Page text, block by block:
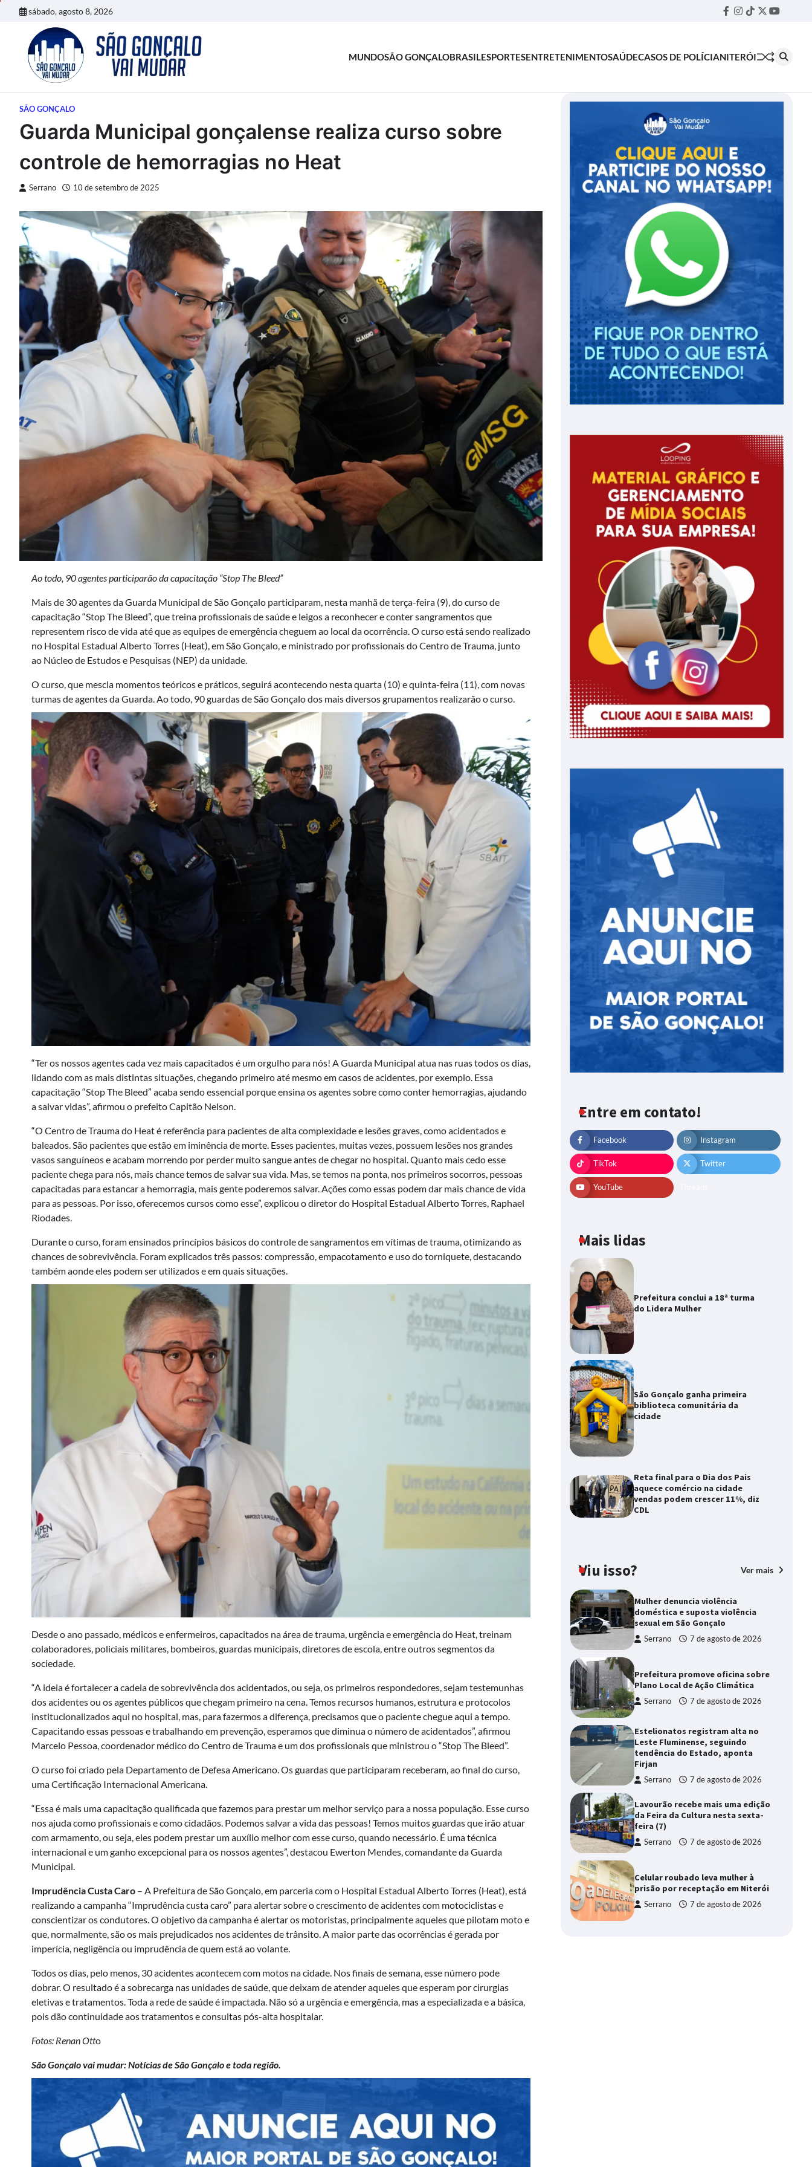
sábado, agosto 8, 2026 Facebook
Instagram
TikTok
TwitterYouTube
MUNDOSÃO GONÇALOBRASILESPORTESENTRETENIMENTOSAÚDECASOS DE POLÍCIANITERÓI
SÃO GONÇALO
Guarda Municipal gonçalense realiza curso sobre
controle de hemorragias no Heat
Serrano 10 de setembro de 2025
Ao todo, 90 agentes participarão da capacitação “Stop The Bleed”
Mais de 30 agentes da Guarda Municipal de São Gonçalo participaram, nesta manhã de terça-feira (9), do curso de
capacitação “Stop The Bleed”, que treina profissionais de saúde e leigos a reconhecer e conter sangramentos que
representem risco de vida até que as equipes de emergência cheguem ao local da ocorrência. O curso está sendo realizado
no Hospital Estadual Alberto Torres (Heat), em São Gonçalo, e ministrado por profissionais do Centro de Trauma, junto
ao Núcleo de Estudos e Pesquisas (NEP) da unidade.
O curso, que mescla momentos teóricos e práticos, seguirá acontecendo nesta quarta (10) e quinta-feira (11), com novas
turmas de agentes da Guarda. Ao todo, 90 guardas de São Gonçalo dos mais diversos grupamentos realizarão o curso.
“Ter os nossos agentes cada vez mais capacitados é um orgulho para nós! A Guarda Municipal atua nas ruas todos os dias,
lidando com as mais distintas situações, chegando primeiro até mesmo em casos de acidentes, por exemplo. Essa
capacitação “Stop The Bleed” acaba sendo essencial porque ensina os agentes sobre como conter hemorragias, ajudando
a salvar vidas”, afirmou o prefeito Capitão Nelson.
“O Centro de Trauma do Heat é referência para pacientes de alta complexidade e lesões graves, como acidentados e
baleados. São pacientes que estão em iminência de morte. Esses pacientes, muitas vezes, possuem lesões nos grandes
vasos sanguíneos e acabam morrendo por perder muito sangue antes de chegar no hospital. Quanto mais cedo esse
paciente chega para nós, mais chance temos de salvar sua vida. Mas, se temos na ponta, nos primeiros socorros, pessoas
capacitadas para estancar a hemorragia, mais gente poderemos salvar. Ações como essas podem dar mais chance de vida
para as pessoas. Por isso, oferecemos cursos como esse”, explicou o diretor do Hospital Estadual Alberto Torres, Raphael
Riodades.
Durante o curso, foram ensinados princípios básicos do controle de sangramentos em vítimas de trauma, otimizando as
chances de sobrevivência. Foram explicados três passos: compressão, empacotamento e uso do torniquete, destacando
também aonde eles podem ser utilizados e em quais situações.
Desde o ano passado, médicos e enfermeiros, capacitados na área de trauma, urgência e emergência do Heat, treinam
colaboradores, policiais militares, bombeiros, guardas municipais, diretores de escola, entre outros segmentos da
sociedade.
“A ideia é fortalecer a cadeia de sobrevivência dos acidentados, ou seja, os primeiros respondedores, sejam testemunhas
dos acidentes ou os agentes públicos que chegam primeiro na cena. Temos recursos humanos, estrutura e protocolos
institucionalizados aqui no hospital, mas, para fazermos a diferença, precisamos que o paciente chegue aqui a tempo.
Capacitando essas pessoas e trabalhando em prevenção, esperamos que diminua o número de acidentados”, afirmou
Marcelo Pessoa, coordenador médico do Centro de Trauma e um dos profissionais que ministrou o “Stop The Bleed”.
O curso foi criado pela Departamento de Defesa Americano. Os guardas que participaram receberam, ao final do curso,
uma Certificação Internacional Americana.
“Essa é mais uma capacitação qualificada que fazemos para prestar um melhor serviço para a nossa população. Esse curso
nos ajuda como profissionais e como cidadãos. Podemos salvar a vida das pessoas! Temos muitos guardas que irão atuar
com armamento, ou seja, eles podem prestar um auxílio melhor com esse curso, quando necessário. É uma técnica
internacional e um ganho excepcional para os nossos agentes”, destacou Ewerton Mendes, comandante da Guarda
Municipal.
Imprudência Custa Caro – A Prefeitura de São Gonçalo, em parceria com o Hospital Estadual Alberto Torres (Heat), está
realizando a campanha “Imprudência custa caro” para alertar sobre o crescimento de acidentes com motociclistas e
conscientizar os condutores. O objetivo da campanha é alertar os motoristas, principalmente aqueles que pilotam moto e
que, normalmente, são os mais prejudicados nos acidentes de trânsito. A maior parte das ocorrências é gerada por
imperícia, negligência ou imprudência de quem está ao volante.
Todos os dias, pelo menos, 30 acidentes acontecem com motos na cidade. Nos finais de semana, esse número pode
dobrar. O resultado é a sobrecarga nas unidades de saúde, que deixam de atender aqueles que esperam por cirurgias
eletivas e tratamentos. Toda a rede de saúde é impactada. Não só a urgência e emergência, mas a especializada e a básica,
pois dão continuidade aos tratamentos e consultas pós-alta hospitalar.
Fotos: Renan Otto
São Gonçalo vai mudar: Notícias de São Gonçalo e toda região.
Entre em contato!
Facebook Instagram
TikTok Twitter
YouTube
Mais lidas
Prefeitura conclui a 18ª turma
do Lidera Mulher
São Gonçalo ganha primeira
biblioteca comunitária da
cidade
Reta final para o Dia dos Pais
aquece comércio na cidade
vendas podem crescer 11%, diz
CDL
Viu isso? Ver mais
Mulher denuncia violência
doméstica e suposta violência
sexual em São Gonçalo
Serrano 7 de agosto de 2026
Prefeitura promove oficina sobre
Plano Local de Ação Climática
Serrano 7 de agosto de 2026
Estelionatos registram alta no
Leste Fluminense, seguindo
tendência do Estado, aponta
Firjan
Serrano 7 de agosto de 2026
Lavourão recebe mais uma edição
da Feira da Cultura nesta sexta-
feira (7)
Serrano 7 de agosto de 2026
Celular roubado leva mulher à
prisão por receptação em Niterói
Serrano 7 de agosto de 2026